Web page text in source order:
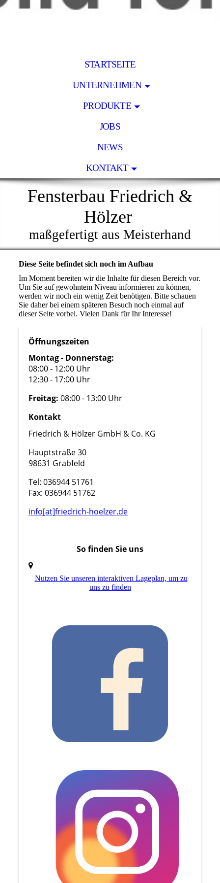
STARTSEITE
UNTERNEHMEN
PRODUKTE
JOBS
NEWS
KONTAKT
Fensterbau Friedrich &
Hölzer
maßgefertigt aus Meisterhand
Diese Seite befindet sich noch im Aufbau
Im Moment bereiten wir die Inhalte für diesen Bereich vor.
Um Sie auf gewohntem Niveau informieren zu können,
werden wir noch ein wenig Zeit benötigen. Bitte schauen
Sie daher bei einem späteren Besuch noch einmal auf
dieser Seite vorbei. Vielen Dank für Ihr Interesse!
Öffnungszeiten
Montag - Donnerstag:
08:00 - 12:00 Uhr
12:30 - 17:00 Uhr
Freitag: 08:00 - 13:00 Uhr
Kontakt
Friedrich & Hölzer GmbH & Co. KG
Hauptstraße 30
98631 Grabfeld
Tel: 036944 51761
Fax: 036944 51762
info[at]friedrich-hoelzer.de
So finden Sie uns
Nutzen Sie unseren interaktiven La­ge­plan, um zu
uns zu finden